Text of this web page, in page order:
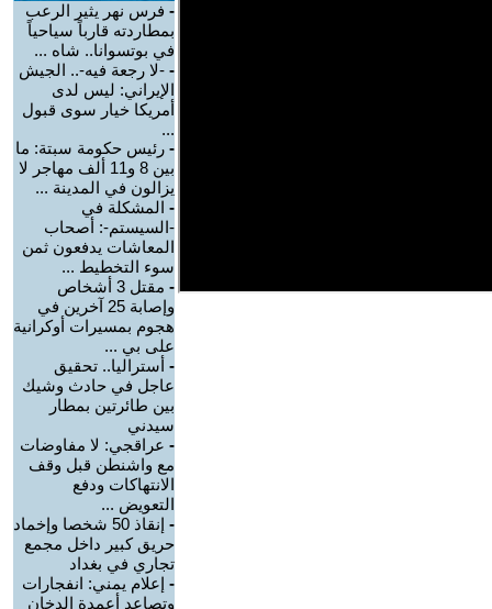
- فرس نهر يثير الرعب
بمطاردته قارباً سياحياً
في بوتسوانا.. شاه ...
- -لا رجعة فيه-.. الجيش
الإيراني: ليس لدى
أمريكا خيار سوى قبول
...
- رئيس حكومة سبتة: ما
بين 8 و11 ألف مهاجر لا
يزالون في المدينة ...
- المشكلة في
-السيستم-: أصحاب
المعاشات يدفعون ثمن
سوء التخطيط ...
-
مقتل 3 أشخاص
وإصابة 25 آخرين في
هجوم بمسيرات أوكرانية
على بي ...
- أستراليا.. تحقيق
عاجل في حادث وشيك
بين طائرتين بمطار
سيدني
- عراقجي: لا مفاوضات
مع واشنطن قبل وقف
الانتهاكات ودفع
التعويض ...
-
إنقاذ 50 شخصا وإخماد
حريق كبير داخل مجمع
تجاري في بغداد
- إعلام يمني: انفجارات
وتصاعد أعمدة الدخان